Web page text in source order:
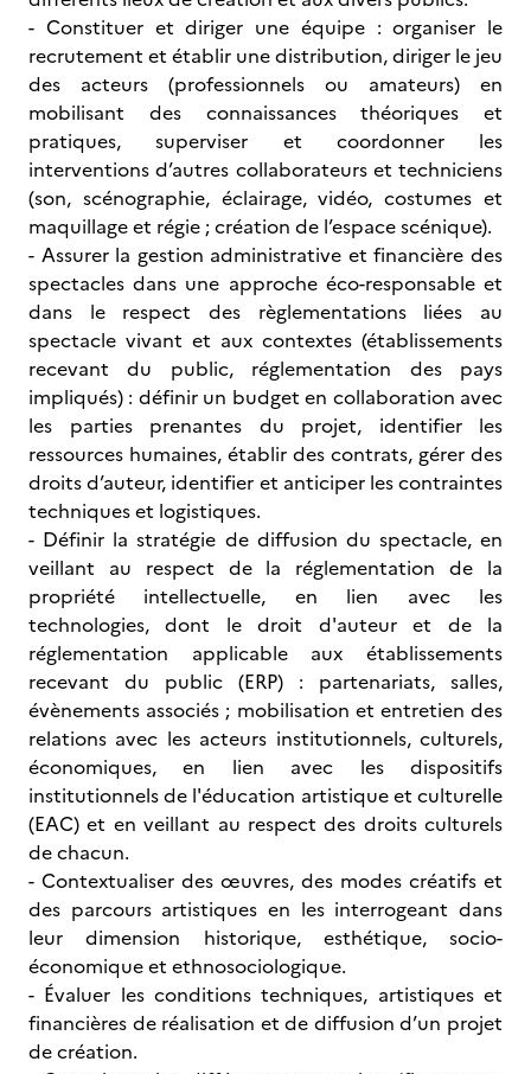
- Constituer et diriger une équipe : organiser le
recrutement et établir une distribution, diriger le jeu
des acteurs (professionnels ou amateurs) en
mobilisant des connaissances théoriques et
pratiques, superviser et coordonner les
interventions d’autres collaborateurs et techniciens
(son, scénographie, éclairage, vidéo, costumes et
maquillage et régie ; création de l’espace scénique).
- Assurer la gestion administrative et financière des
spectacles dans une approche éco-responsable et
dans le respect des règlementations liées au
spectacle vivant et aux contextes (établissements
recevant du public, réglementation des pays
impliqués) : définir un budget en collaboration avec
les parties prenantes du projet, identifier les
ressources humaines, établir des contrats, gérer des
droits d’auteur, identifier et anticiper les contraintes
techniques et logistiques.
- Définir la stratégie de diffusion du spectacle, en
veillant au respect de la réglementation de la
propriété intellectuelle, en lien avec les
technologies, dont le droit d'auteur et de la
réglementation applicable aux établissements
recevant du public (ERP) : partenariats, salles,
évènements associés ; mobilisation et entretien des
relations avec les acteurs institutionnels, culturels,
économiques, en lien avec les dispositifs
institutionnels de l'éducation artistique et culturelle
(EAC) et en veillant au respect des droits culturels
de chacun.
- Contextualiser des œuvres, des modes créatifs et
des parcours artistiques en les interrogeant dans
leur dimension historique, esthétique, socio-
économique et ethnosociologique.
- Évaluer les conditions techniques, artistiques et
financières de réalisation et de diffusion d’un projet
de création.